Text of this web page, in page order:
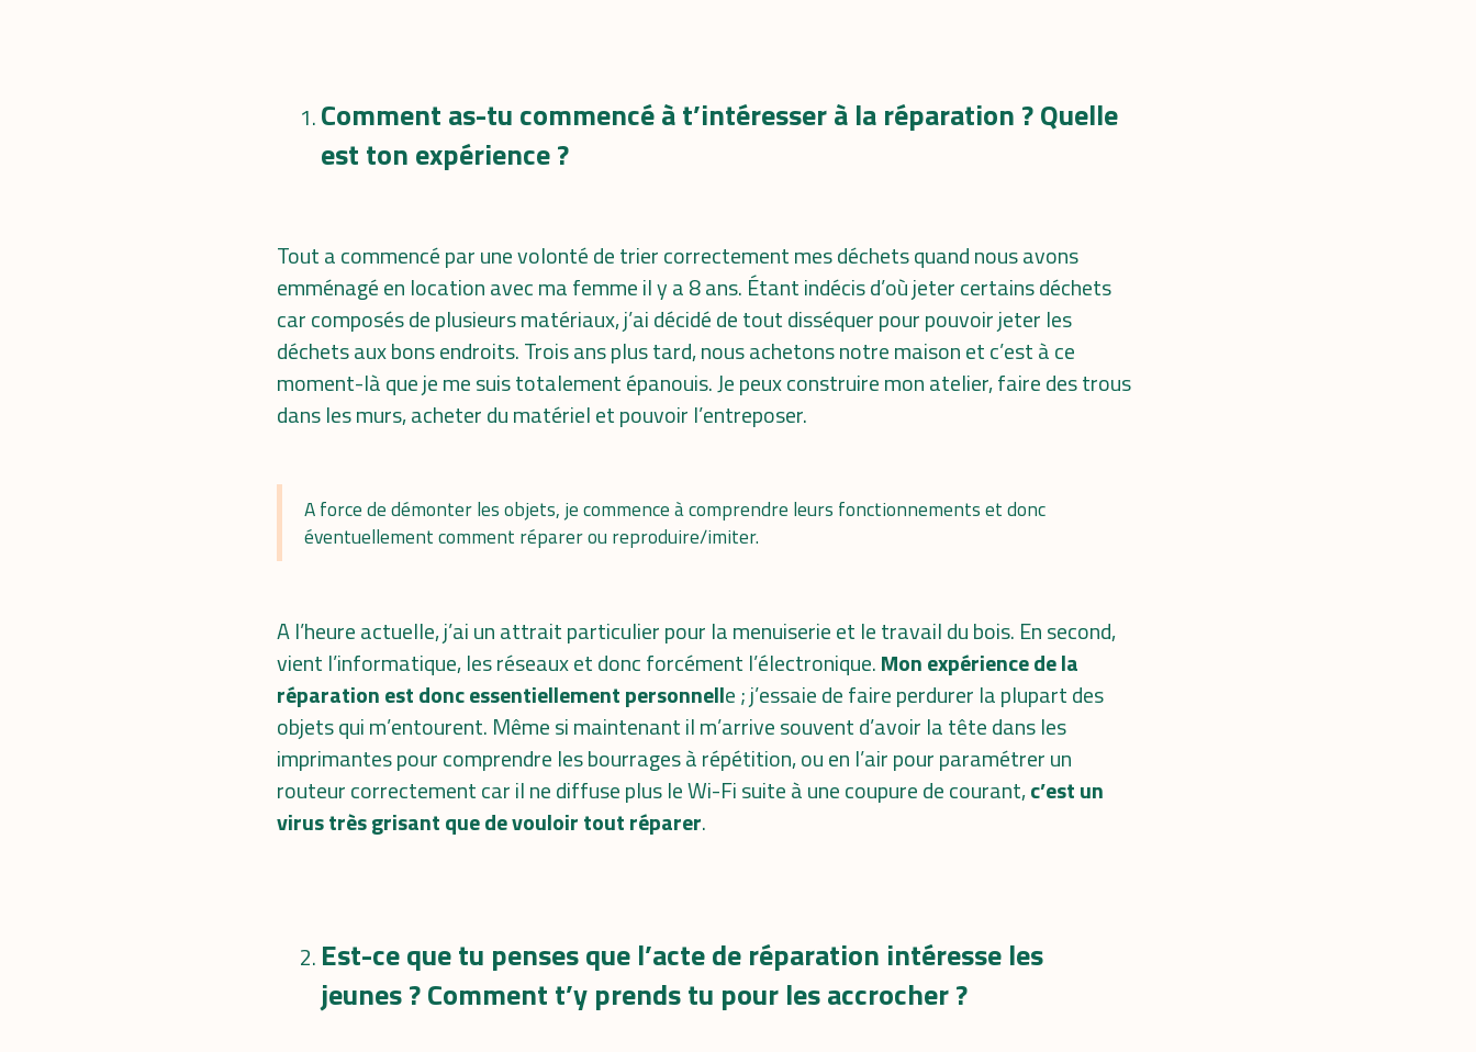
Comment as-tu commencé à t’intéresser à la réparation ? Quelle
est ton expérience ?
Tout a commencé par une volonté de trier correctement mes déchets quand nous avons
emménagé en location avec ma femme il y a 8 ans. Étant indécis d’où jeter certains déchets
car composés de plusieurs matériaux, j’ai décidé de tout disséquer pour pouvoir jeter les
déchets aux bons endroits. Trois ans plus tard, nous achetons notre maison et c’est à ce
moment-là que je me suis totalement épanouis. Je peux construire mon atelier, faire des trous
dans les murs, acheter du matériel et pouvoir l’entreposer.
A force de démonter les objets, je commence à comprendre leurs fonctionnements et donc
éventuellement comment réparer ou reproduire/imiter.
A l’heure actuelle, j’ai un attrait particulier pour la menuiserie et le travail du bois. En second,
vient l’informatique, les réseaux et donc forcément l’électronique.Mon expérience de la
réparation est donc essentiellement personnelle ; j’essaie de faire perdurer la plupart des
objets qui m’entourent. Même si maintenant il m’arrive souvent d’avoir la tête dans les
imprimantes pour comprendre les bourrages à répétition, ou en l’air pour paramétrer un
routeur correctement car il ne diffuse plus le Wi-Fi suite à une coupure de courant,c’est un
virus très grisant que de vouloir tout réparer.
Est-ce que tu penses que l’acte de réparation intéresse les
jeunes ? Comment t’y prends tu pour les accrocher ?